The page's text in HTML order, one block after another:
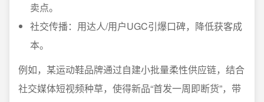
卖点。
社交传播：用达人/用户UGC引爆口碑，降低获客成
本。
例如，某运动鞋品牌通过自建小批量柔性供应链，结合
社交媒体短视频种草，使得新品“首发一周即断货”，带